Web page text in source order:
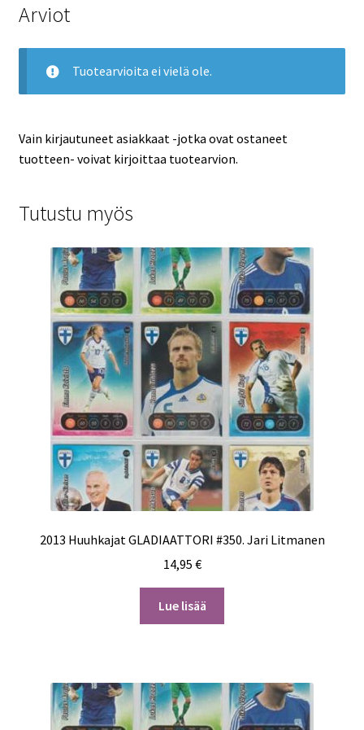
Arviot
Tuotearvioita ei vielä ole.
Vain kirjautuneet asiakkaat -jotka ovat ostaneet
tuotteen- voivat kirjoittaa tuotearvion.
Tutustu myös
2013 Huuhkajat GLADIAATTORI #350. Jari Litmanen
14,95 €
Lue lisää